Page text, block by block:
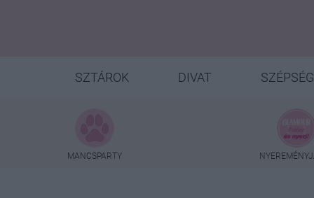
SZTÁROK DIVAT SZÉPSÉG
MANCSPARTY